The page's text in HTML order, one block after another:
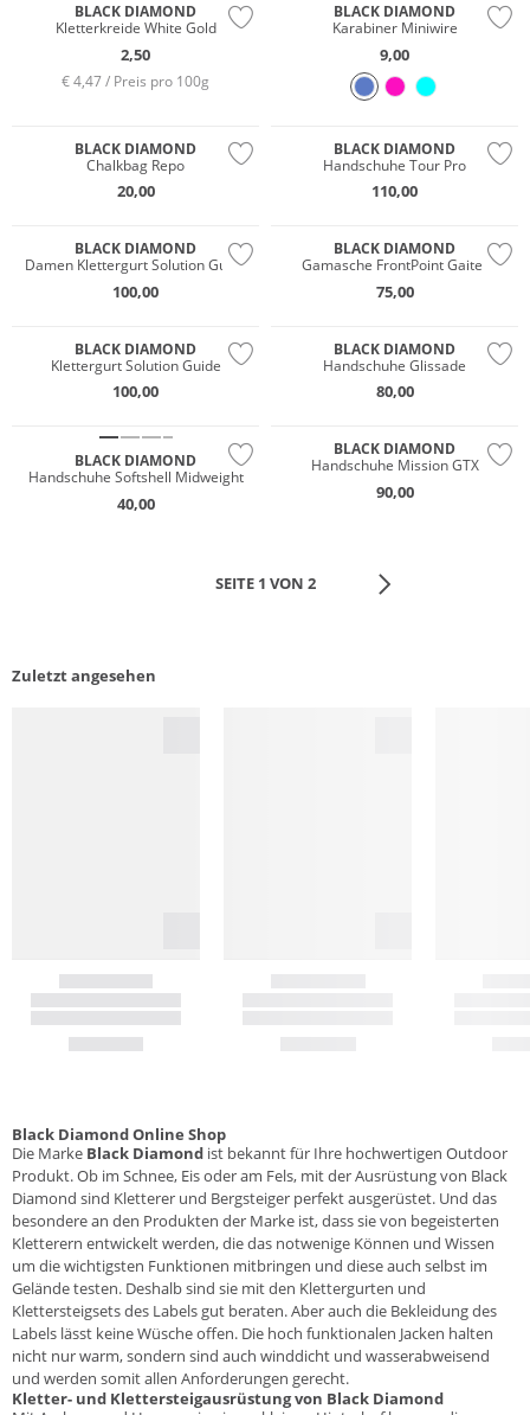
BLACK DIAMOND
Kletterkreide White Gold
2,50
€ 4,47 / Preis pro 100g
BLACK DIAMOND
Karabiner Miniwire
9,00
BLACK DIAMOND
Chalkbag Repo
20,00
BLACK DIAMOND
Handschuhe Tour Pro
110,00
BLACK DIAMOND
Damen Klettergurt Solution Guide
100,00
BLACK DIAMOND
Gamasche FrontPoint Gaiter
75,00
BLACK DIAMOND
Klettergurt Solution Guide
100,00
BLACK DIAMOND
Handschuhe Glissade
80,00
BLACK DIAMOND
Handschuhe Softshell Midweight
40,00
BLACK DIAMOND
Handschuhe Mission GTX
90,00
SEITE 1 VON 2
Zuletzt angesehen
Black Diamond Online Shop
Die Marke Black Diamond ist bekannt für Ihre hochwertigen Outdoor
Produkt. Ob im Schnee, Eis oder am Fels, mit der Ausrüstung von Black
Diamond sind Kletterer und Bergsteiger perfekt ausgerüstet. Und das
besondere an den Produkten der Marke ist, dass sie von begeisterten
Kletterern entwickelt werden, die das notwenige Können und Wissen
um die wichtigsten Funktionen mitbringen und diese auch selbst im
Gelände testen. Deshalb sind sie mit den Klettergurten und
Klettersteigsets des Labels gut beraten. Aber auch die Bekleidung des
Labels lässt keine Wüsche offen. Die hoch funktionalen Jacken halten
nicht nur warm, sondern sind auch winddicht und wasserabweisend
und werden somit allen Anforderungen gerecht.
Kletter- und Klettersteigausrüstung von Black Diamond